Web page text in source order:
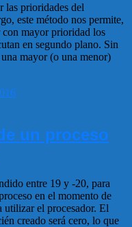
las prioridades del
este método nos permite,
con mayor prioridad los
en segundo plano. Sin
mayor (o una menor)
un proceso
entre 19 y -20, para
en el momento de
utilizar el procesador. El
creado será cero, lo que